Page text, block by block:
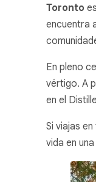
Toronto
encuentra
En pleno
vértigo. A
en el
Si viajas
vida en